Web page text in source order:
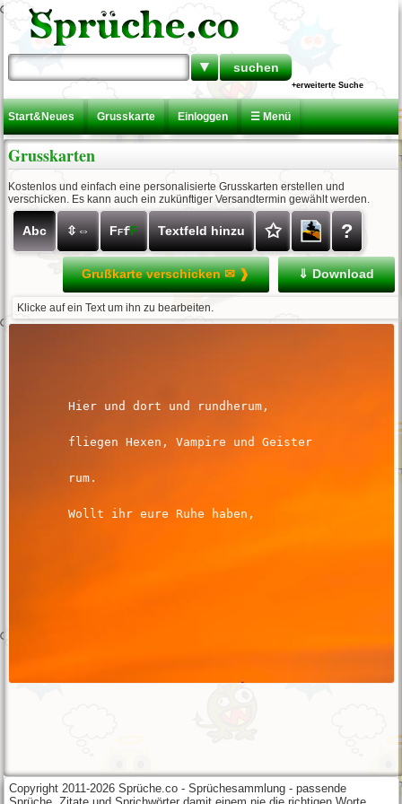
▼
+erweiterte Suche
Start&Neues Grusskarte Einloggen ☰ Menü
Grusskarten
Kostenlos und einfach eine personalisierte Grusskarten erstellen und
verschicken. Es kann auch ein zukünftiger Versandtermin gewählt werden.
Abc ⇳⇔ FFfF Textfeld hinzu ✩ ?
⇓ Download
Grußkarte verschicken ✉ ❱
Klicke auf ein Text um ihn zu bearbeiten.
Copyright 2011-2026 Sprüche.co - Sprüchesammlung - passende